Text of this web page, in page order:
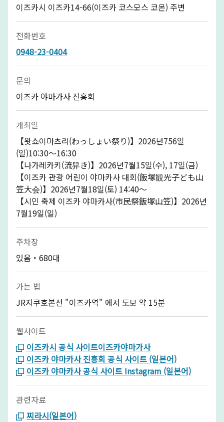
이즈카시 이즈카14-66(이즈카 코스모스 코몬) 주변
전화번호
0948-23-0404
문의
이즈카 야마가사 진흥회
개최일
【왓쇼이마츠리(わっしょい祭り)】2026년756일
(일)10:30～16:30
【나가레카키(流舁き)】2026년7월15일(수), 17일(금)
【이즈카 관광 어린이 야마카사 대회(飯塚観光子ども山
笠大会)】2026년7월18일(토) 14:40～
【시민 축제 이즈카 야마카사(市民祭飯塚山笠)】2026년
7월19일(일)
주차장
있음・680대
가는 법
JR지쿠호본선 "이즈카역" 에서 도보 약 15분
웹사이트
이즈카시 공식 사이트이즈카야마가사
이즈카 야마카사 진흥회 공식 사이트 (일본어)
이즈카 야마카사 공식 사이트 Instagram (일본어)
관련자료
찌라시(일본어)